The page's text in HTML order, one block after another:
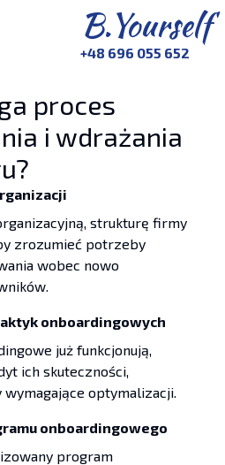
B.Yourself
+48 696 055 652
proces
i wdrażania
strukturę firmy
zrozumieć potrzeby
wobec nowo
onboardingowych
już funkcjonują,
ich skuteczności,
optymalizacji.
onboardingowego
program